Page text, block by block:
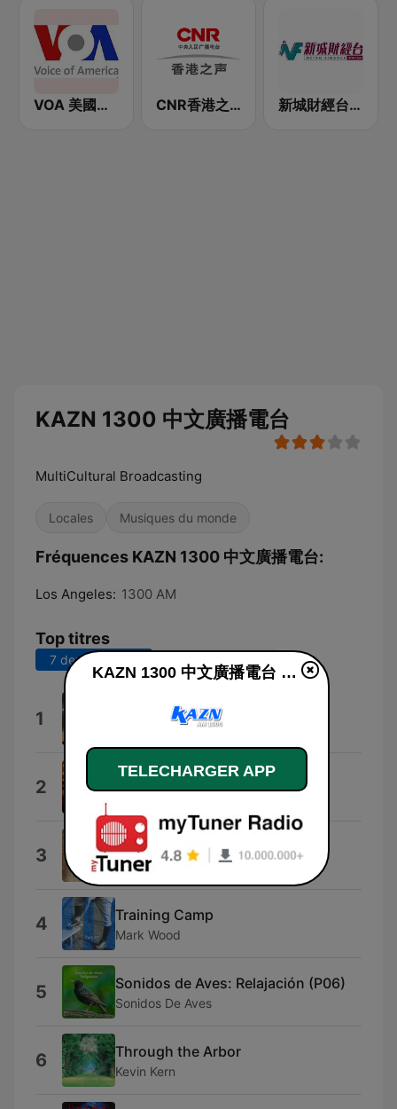
VOA 美國之音 CNR香港之声 - CNR Voice of Hong Kong 新城財經台 Metro Finance FM104
KAZN 1300 中文廣播電台
MultiCultural Broadcasting
Locales Musiques du monde
Fréquences KAZN 1300 中文廣播電台:
Los Angeles: 1300 AM
Top titres
7 derniers jours
1 Breaking Through
Audiomachine
2 American Spirit
3 Interlude - In Anxious Shadows
Kai Engel
4 Training Camp
Mark Wood
5 Sonidos de Aves: Relajación (P06)
Sonidos De Aves
6 Through the Arbor
Kevin Kern
KAZN 1300 中文廣播電台 en ligne
TELECHARGER APP